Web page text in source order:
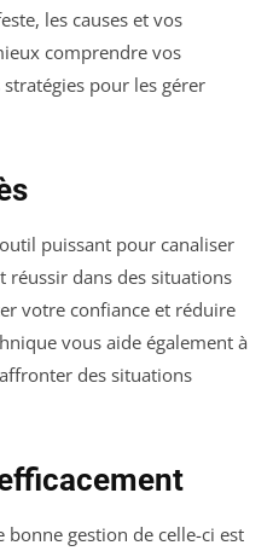
les causes et vos
comprendre vos
pour les gérer
puissant pour canaliser
réussir dans des situations
votre confiance et réduire
vous aide également à
des situations
bonne gestion de celle-ci est